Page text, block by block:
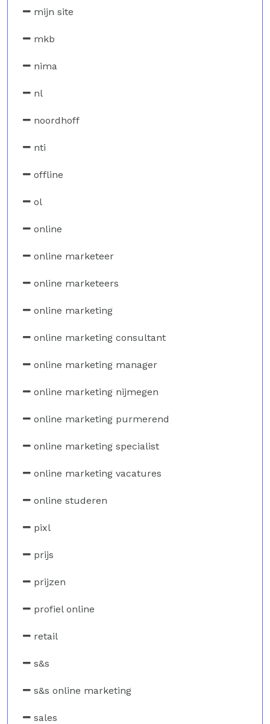
mijn site
mkb
nima
nl
noordhoff
nti
offline
ol
online
online marketeer
online marketeers
online marketing
online marketing consultant
online marketing manager
online marketing nijmegen
online marketing purmerend
online marketing specialist
online marketing vacatures
online studeren
pixl
prijs
prijzen
profiel online
retail
s&s
s&s online marketing
sales